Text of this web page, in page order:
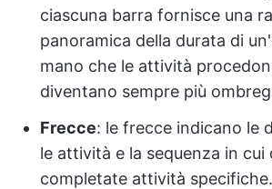
ciascuna barra fornisce una
panoramica della durata di
mano che le attività
diventano sempre più
Frecce: le frecce indicano le
le attività e la sequenza in cui
completate attività specifiche.